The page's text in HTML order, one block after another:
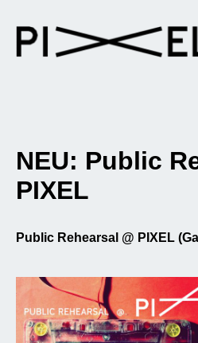
NEU: Public
PIXEL
Public Rehearsal @ PIXEL